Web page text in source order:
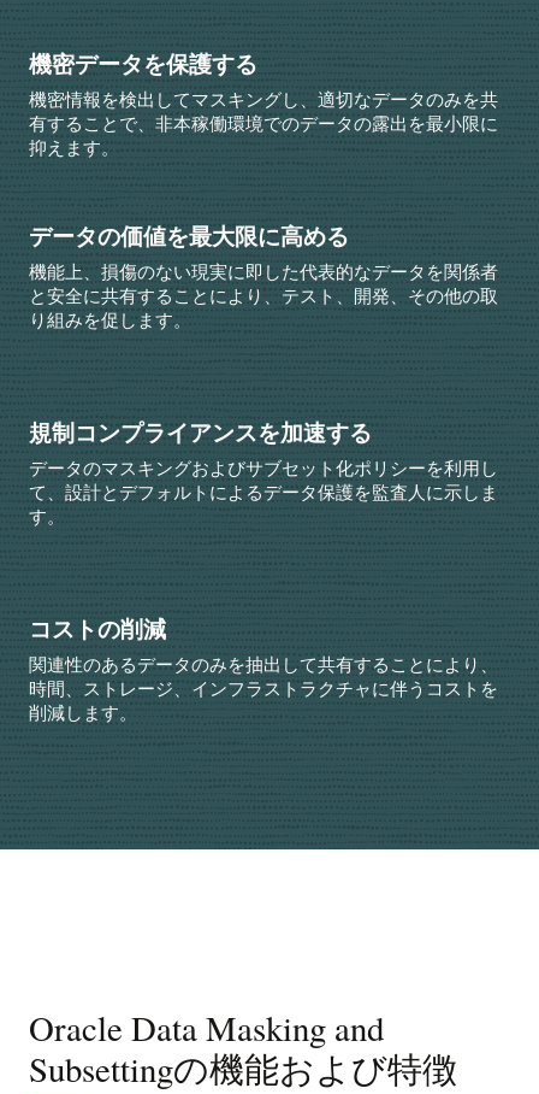
機密データを保護する
機密情報を検出してマスキングし、適切なデータのみを共
有することで、非本稼働環境でのデータの露出を最小限に
抑えます。
データの価値を最大限に高める
機能上、損傷のない現実に即した代表的なデータを関係者
と安全に共有することにより、テスト、開発、その他の取
り組みを促します。
規制コンプライアンスを加速する
データのマスキングおよびサブセット化ポリシーを利用し
て、設計とデフォルトによるデータ保護を監査人に示しま
す。
コストの削減
関連性のあるデータのみを抽出して共有することにより、
時間、ストレージ、インフラストラクチャに伴うコストを
削減します。
Oracle Data Masking and
Subsettingの機能および特徴